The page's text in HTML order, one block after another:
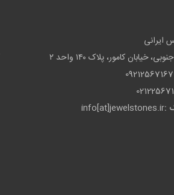
ایرانی
خیابان کامور، پلاک ۱۴۰ واحد ۲
09212567167
:
info[at]jewelstones.ir